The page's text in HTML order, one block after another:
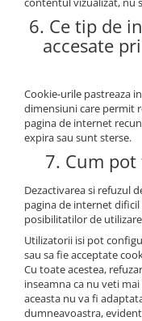
6. Ce tip de
accesate
Cookie-urile pastreaza
dimensiuni care permit
pagina de internet
expira sau sunt sterse.
7. Cum
Dezactivarea si refuzul
pagina de internet
posibilitatilor de
Utilizatorii isi pot
sau sa fie acceptate
Cu toate acestea,
inseamna ca nu veti
aceasta nu va fi
dumneavoastra,